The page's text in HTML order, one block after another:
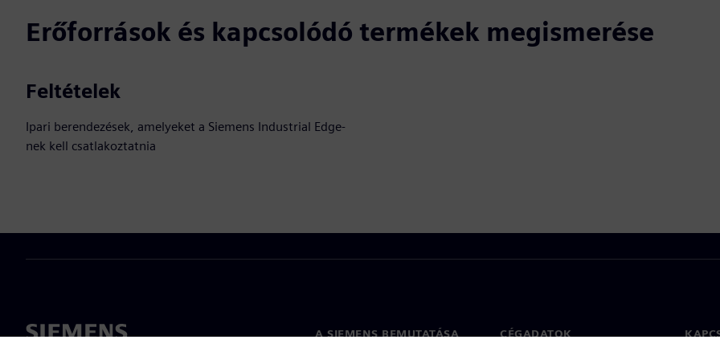
Erőforrások és kapcsolódó termékek megismerése
Feltételek
Ipari berendezések, amelyeket a Siemens Industrial Edge-
nek kell csatlakoztatnia
A SIEMENS BEMUTATÁSA CÉGADATOK